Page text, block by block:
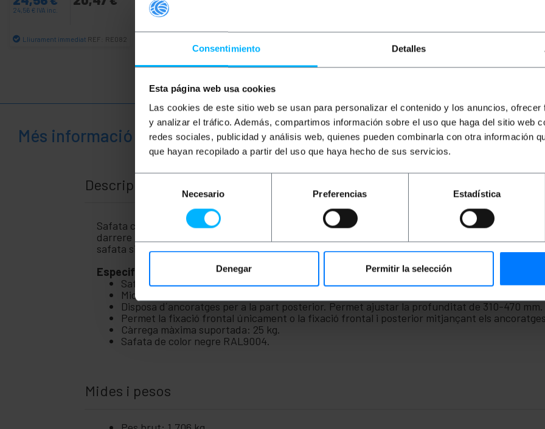
Consentimiento Detalles
Esta página web usa cookies
Las cookies de este sitio web se usan para personalizar el contenido y los anuncios,
y analizar el tráfico. Además, compartimos información sobre el uso que haga del sitio web
redes sociales, publicidad y análisis web, quienes pueden combinarla con otra información
que hayan recopilado a partir del uso que haya hecho de sus servicios.
consentimiento
Necesario Preferencias Estadística
Denegar Permitir la selección
24,56 € IVA inc.
Lliurament immediat REF: RE082
107,82€
Quantitat
Més informació
Descripció
Safata compatible amb armari rack de 19” AK-1004-B. Es tracta d'una safata metàl·lica de
darrere ajustable en profunditat. Aquests ancoratges permeten ser ajustats a la separació
safata sigui compatible amb tot tipus d'armaris rack de 19" de diferents profunditats.
Especificacions
Safata per a armari rack de 19" 1U de fixació frontal i del darrere.
Mida de la safata: 483 x 300 mm (amplada x fons).
Disposa d´ancoratges per a la part posterior. Permet ajustar la profunditat de 310-470 mm.
Permet la fixació frontal únicament o la fixació frontal i posterior mitjançant els
Càrrega màxima suportada: 25 kg.
Safata de color negre RAL9004.
Mides i pesos